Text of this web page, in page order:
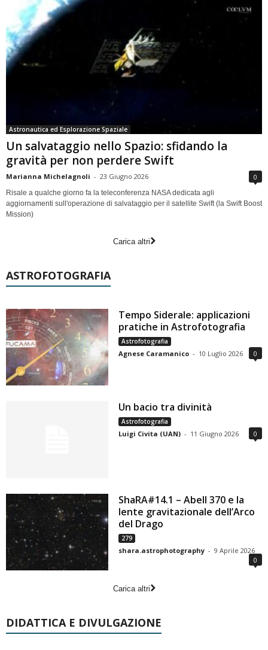
Astronautica ed Esplorazione Spaziale
Un salvataggio nello Spazio: sfidando la
gravità per non perdere Swift
Marianna Michelagnoli - 23 Giugno 2026 0
Risale a qualche giorno fa la teleconferenza NASA dedicata agli
aggiornamenti sull'operazione di salvataggio per il satellite Swift (la Swift Boost
Mission)
Carica altri
ASTROFOTOGRAFIA
Tempo Siderale: applicazioni
pratiche in Astrofotografia
Astrofotografia
Agnese Caramanico - 10 Luglio 2026 0
Un bacio tra divinità
Astrofotografia
Luigi Civita (UAN) - 11 Giugno 2026 0
ShaRA#14.1 – Abell 370 e la
lente gravitazionale dell’Arco
del Drago
279
shara.astrophotography - 9 Aprile 2026
0
Carica altri
DIDATTICA E DIVULGAZIONE